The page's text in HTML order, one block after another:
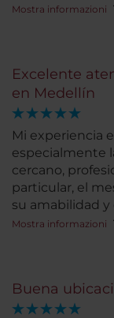
Mostra informazioni
Excelente
en Medellín
Mi experiencia
especialmente
cercano,
particular, el
su amabilidad
habitación fue
un buen
mantenidas y
reforzar la
menos visibles
Mostra informazioni
Buena